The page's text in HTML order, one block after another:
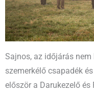
Sajnos, az időjárás
szemerkélő csapadék
először a Darukezelő